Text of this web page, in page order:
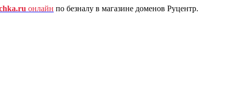
онлайн по безналу в магазине доменов Руцентр.